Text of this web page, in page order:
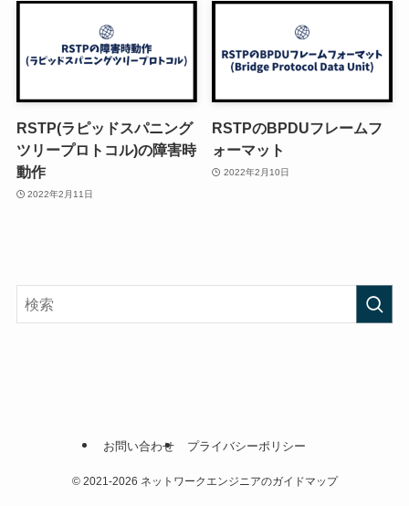
RSTP(ラピッドスパニング
ツリープロトコル)の障害時
動作
2022年2月11日
RSTPのBPDUフレームフ
ォーマット
2022年2月10日
お問い合わせ プライバシーポリシー
©2021-2026 ネットワークエンジニアのガイドマップ